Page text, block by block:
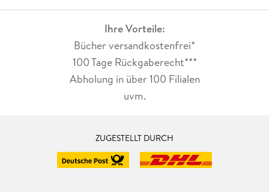
Ihre Vorteile:
Bücher versandkostenfrei*
100 Tage Rückgaberecht***
Abholung in über 100 Filialen
uvm.
ZUGESTELLT DURCH